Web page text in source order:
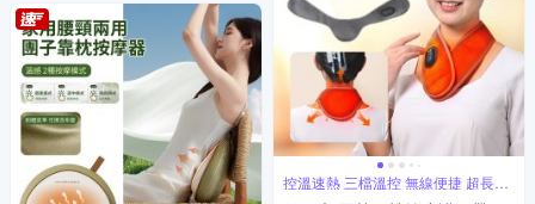
控溫速熱 三檔溫控 無線便捷 超長續
航